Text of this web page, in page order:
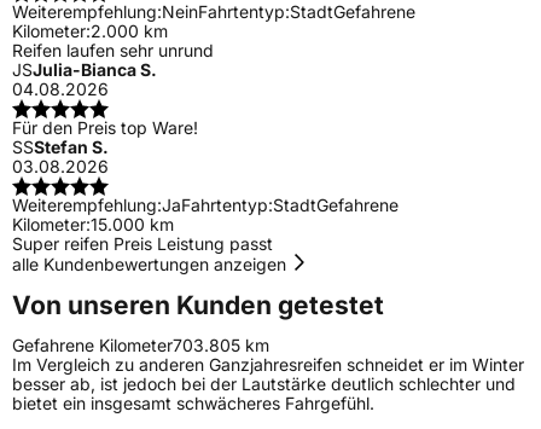
Weiterempfehlung:NeinFahrtentyp:StadtGefahrene
Kilometer:2.000 km
Reifen laufen sehr unrund
JSJulia-Bianca S.
04.08.2026
Für den Preis top Ware!
SSStefan S.
03.08.2026
Weiterempfehlung:JaFahrtentyp:StadtGefahrene
Kilometer:15.000 km
Super reifen Preis Leistung passt
alle Kundenbewertungen anzeigen
Von unseren Kunden getestet
Gefahrene Kilometer703.805 km
Im Vergleich zu anderen Ganzjahresreifen schneidet er im Winter
besser ab, ist jedoch bei der Lautstärke deutlich schlechter und
bietet ein insgesamt schwächeres Fahrgefühl.